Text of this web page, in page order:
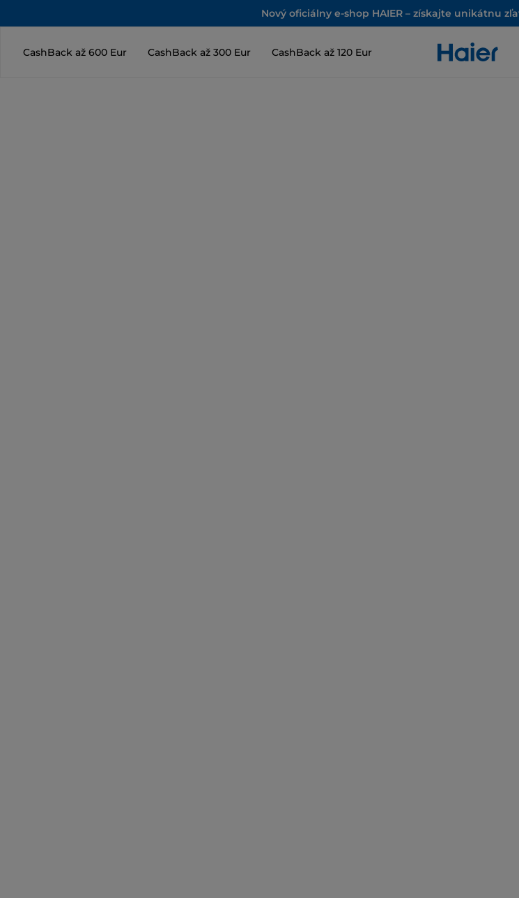
Nový oficiálny e-shop HAIER – získajte unikátnu
CashBack až 600 Eur CashBack až 300 Eur CashBack až 120 Eur